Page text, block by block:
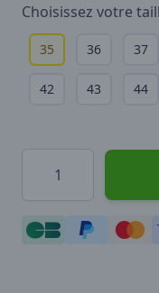
Choisissez votre
35 36 37
42 43 44